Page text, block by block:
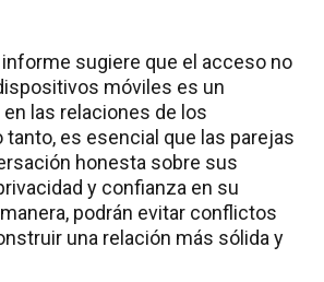
sugiere que el acceso no
móviles es un
las relaciones de los
tanto, es esencial que las parejas
honesta sobre sus
y confianza en su
podrán evitar conflictos
una relación más sólida y